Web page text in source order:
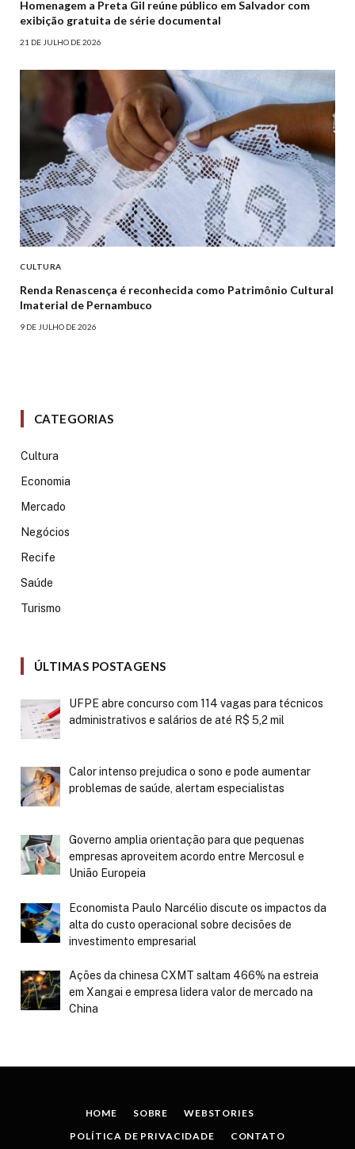
Homenagem a Preta Gil reúne público em Salvador com
exibição gratuita de série documental
21 DE JULHO DE 2026
CULTURA
Renda Renascença é reconhecida como Patrimônio Cultural
Imaterial de Pernambuco
9 DE JULHO DE 2026
CATEGORIAS
Cultura
Economia
Mercado
Negócios
Recife
Saúde
Turismo
ÚLTIMAS POSTAGENS
UFPE abre concurso com 114 vagas para técnicos
administrativos e salários de até R$ 5,2 mil
Calor intenso prejudica o sono e pode aumentar
problemas de saúde, alertam especialistas
Governo amplia orientação para que pequenas
empresas aproveitem acordo entre Mercosul e
União Europeia
Economista Paulo Narcélio discute os impactos da
alta do custo operacional sobre decisões de
investimento empresarial
Ações da chinesa CXMT saltam 466% na estreia
em Xangai e empresa lidera valor de mercado na
China
HOME SOBRE
WEBSTORIES
POLÍTICA DE PRIVACIDADE
CONTATO